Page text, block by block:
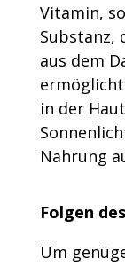
Vitamin,
Substanz,
aus dem
in der
Nahrung
Folgen
Um